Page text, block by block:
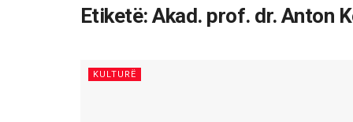
Etiketë:Akad. prof. dr. Anton
KULTURË